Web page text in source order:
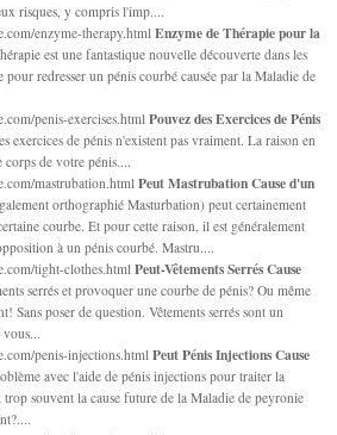
risques, y compris l'imp....
enzyme-therapy.htmlEnzyme de Thérapie pour la
est une fantastique nouvelle découverte dans les
pour redresser un pénis courbé causée par la Maladie de
penis-exercises.htmlPouvez des Exercices de Pénis
exercices de pénis n'existent pas vraiment. La raison en
de votre pénis....
mastrubation.htmlPeut Mastrubation Cause d'un
orthographié Masturbation) peut certainement
courbe. Et pour cette raison, il est généralement
à un pénis courbé. Mastru....
tight-clothes.htmlPeut-Vêtements Serrés Cause
serrés et provoquer une courbe de pénis? Ou même
Sans poser de question. Vêtements serrés sont un
penis-injections.htmlPeut Pénis Injections Cause
avec l'aide de pénis injections pour traiter la
souvent la cause future de la Maladie de peyronie